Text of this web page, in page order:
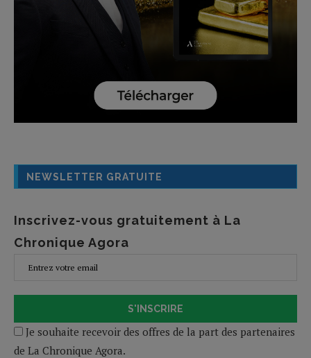
NEWSLETTER GRATUITE
Inscrivez-vous gratuitement à La
Chronique Agora
S'INSCRIRE
Je souhaite recevoir des offres de la part des partenaires
de La Chronique Agora.